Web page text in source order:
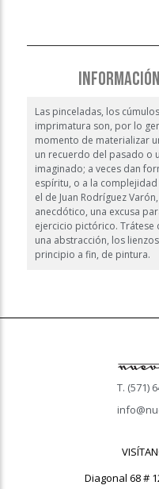
Las pinceladas, los
imprimatura son, por lo
momento de materializar
un recuerdo del pasado o
imaginado; a veces dan
espíritu, o a la
el de Juan Rodríguez
anecdótico, una excusa
ejercicio pictórico. Trátese
una abstracción, los
principio a fin, de pintura.
T. (571)
Diagonal 68 #